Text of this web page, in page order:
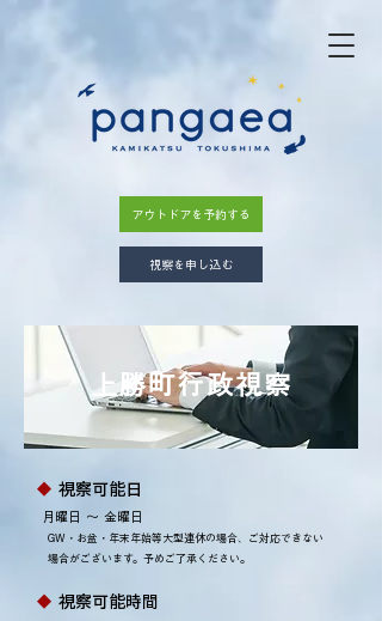
アウトドアを予約する
視察を申し込む
上勝町行政視察
◆ 視察可能日
月曜日 ～ 金曜日​
GW・お盆・年末年始等大型連休の場合、ご対応できない
場合がございます。予めご了承ください。
◆ 視察可能時間